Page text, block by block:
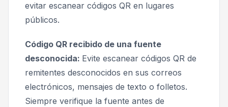
evitar escanear códigos QR en lugares
públicos.
Código QR recibido de una fuente
desconocida: Evite escanear códigos QR de
remitentes desconocidos en sus correos
electrónicos, mensajes de texto o folletos.
Siempre verifique la fuente antes de